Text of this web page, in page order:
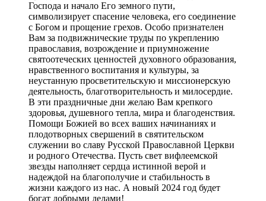
Господа и начало Его земного пути,
символизирует спасение человека, его соединение
с Богом и прощение грехов. Особо признателен
Вам за подвижнические труды по укреплению
православия, возрождение и приумножение
святоотеческих ценностей духовного образования,
нравственного воспитания и культуры, зa
неустанную просветительскую и миссионерскую
деятельность, благотворительность и милосердие.
В эти праздничные дни желаю Вам крепкого
здоровья, душевного тепла, мира и благоденствия.
Помощи Божией во всех ваших начинаниях и
плодотворных свершений в святительском
служении во славу Русской Православной Церкви
и родного Отечества. Пусть свет вифлеемской
звезды наполняет сердца истинной верой и
надеждой на благополучие и стабильность в
жизни каждого из нас. А новый 2024 год будет
богат добрыми делами!